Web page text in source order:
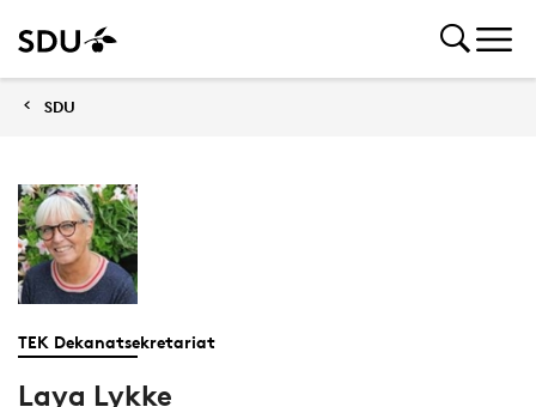
SDU
TEK Dekanatsekretariat
Laya Lykke